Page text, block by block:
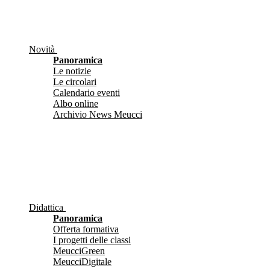
Novità
Panoramica
Le notizie
Le circolari
Calendario eventi
Albo online
Archivio News Meucci
Didattica
Panoramica
Offerta formativa
I progetti delle classi
MeucciGreen
MeucciDigitale